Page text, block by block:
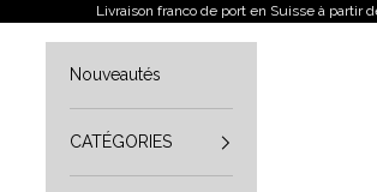
Aller au contenuLivraison franco de port en Suisse à partir
Nouveautés
CATÉGORIES